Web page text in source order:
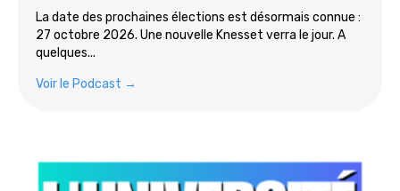
La date des prochaines élections est désormais connue :
27 octobre 2026. Une nouvelle Knesset verra le jour. A
quelques...
Voir le Podcast →